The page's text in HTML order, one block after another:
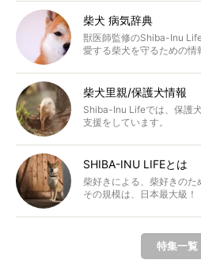
柴犬 病気辞典
獣医師監修のShiba-Inu
愛する柴犬を守るための情
柴犬里親/保護犬情報
Shiba-Inu Lifeでは、保護
支援をしています。
SHIBA-INU LIFEとは
柴好きによる、柴好きのた
その規模は、日本最大級！
特集一覧